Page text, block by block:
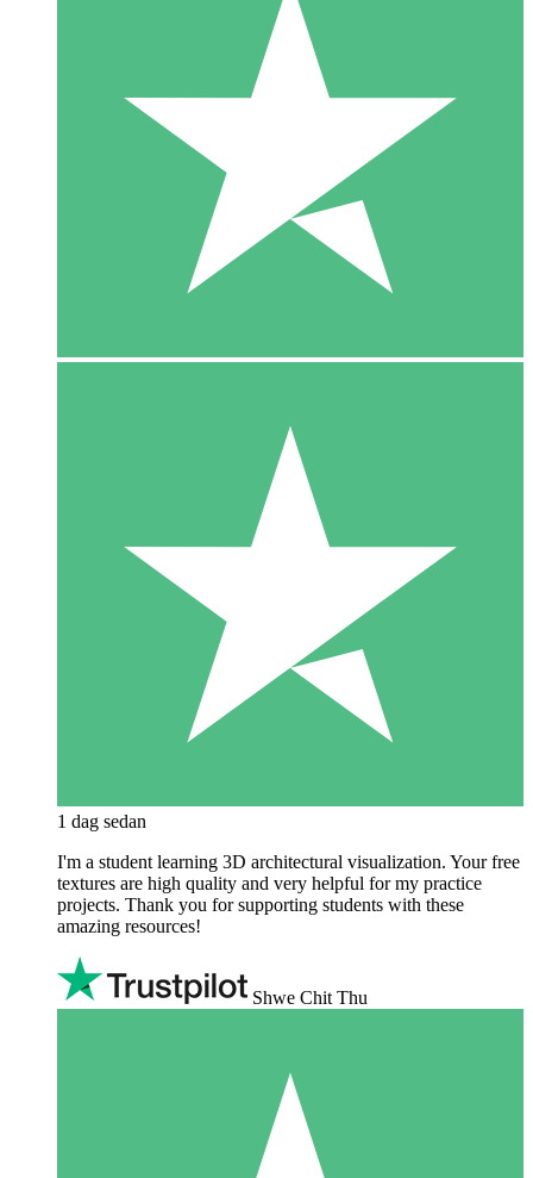
1 dag sedan
I'm a student learning 3D architectural visualization. Your free
textures are high quality and very helpful for my practice
projects. Thank you for supporting students with these
amazing resources!
Shwe Chit Thu